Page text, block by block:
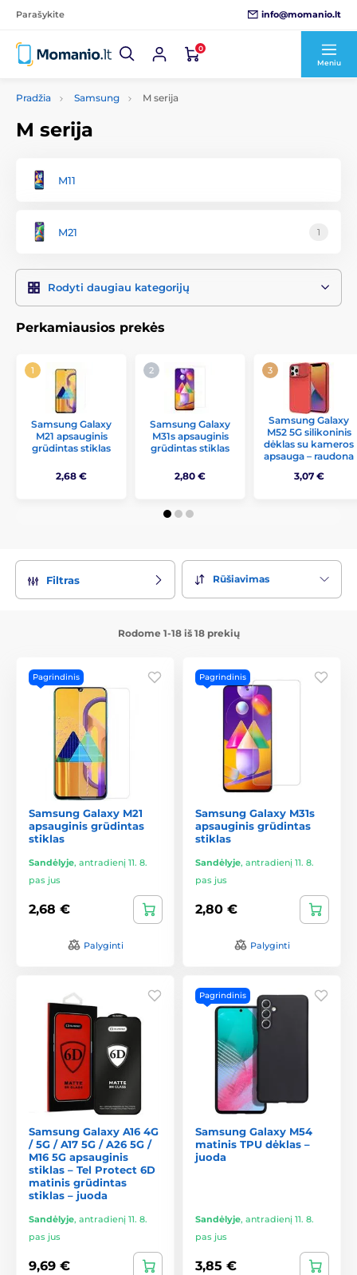
Parašykite info@momanio.lt
0
Meniu
Pradžia Samsung M serija
M serija
M11
M21 1
Rodyti daugiau kategorijų
Perkamiausios prekės
Samsung Galaxy
M21 apsauginis
grūdintas stiklas
2,68 €
Samsung Galaxy
M31s apsauginis
grūdintas stiklas
2,80 €
Samsung Galaxy
M52 5G silikoninis
dėklas su kameros
apsauga – raudona
3,07 €
Filtras Rūšiavimas
Rodome 1-18 iš 18 prekių
Pagrindinis
Samsung Galaxy M21
apsauginis grūdintas
stiklas
Sandėlyje, antradienį 11. 8.
pas jus
2,68 €
Palyginti
Pagrindinis
Samsung Galaxy M31s
apsauginis grūdintas
stiklas
Sandėlyje, antradienį 11. 8.
pas jus
2,80 €
Palyginti
Samsung Galaxy A16 4G
/ 5G / A17 5G / A26 5G /
M16 5G apsauginis
stiklas – Tel Protect 6D
matinis grūdintas
stiklas – juoda
Sandėlyje, antradienį 11. 8.
pas jus
9,69 €
Pagrindinis
Samsung Galaxy M54
matinis TPU dėklas –
juoda
Sandėlyje, antradienį 11. 8.
pas jus
3,85 €